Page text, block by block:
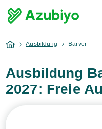
Ausbildung Barver
Ausbildung
2027: Freie